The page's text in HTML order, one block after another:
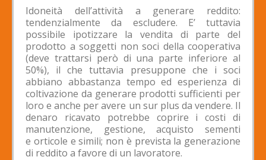
Idoneità dell’attività a generare reddito:
tendenzialmente da escludere. E’ tuttavia
possibile ipotizzare la vendita di parte del
prodotto a soggetti non soci della cooperativa
(deve trattarsi però di una parte inferiore al
50%), il che tuttavia presuppone che i soci
abbiano abbastanza tempo ed esperienza di
coltivazione da generare prodotti sufficienti per
loro e anche per avere un sur plus da vendere. Il
denaro ricavato potrebbe coprire i costi di
manutenzione, gestione, acquisto sementi
e orticole e simili; non è prevista la generazione
di reddito a favore di un lavoratore.